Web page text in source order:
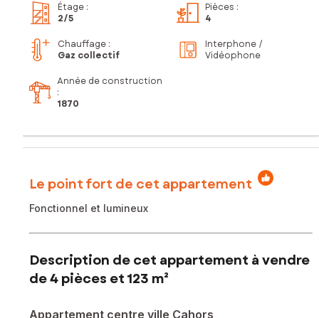
Étage :
2/5
Pièces :
4
Chauffage :
Gaz collectif
Interphone /
Vidéophone
Année de construction
:
1870
Le point fort de cet appartement
Fonctionnel et lumineux
Description de cet appartement à vendre
de 4 pièces et 123 m²
Appartement centre ville Cahors